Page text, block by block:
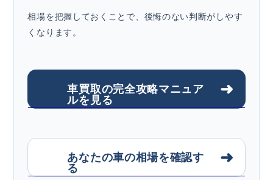
相場を把握しておくことで、後悔のない判断がしやす
くなります。
車買取の完全攻略マニュア
ルを見る
➜
あなたの車の相場を確認す
る
➜